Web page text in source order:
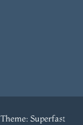
Theme: Superfast